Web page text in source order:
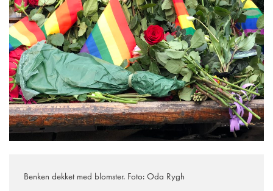
Benken dekket med blomster. Foto: Oda Rygh